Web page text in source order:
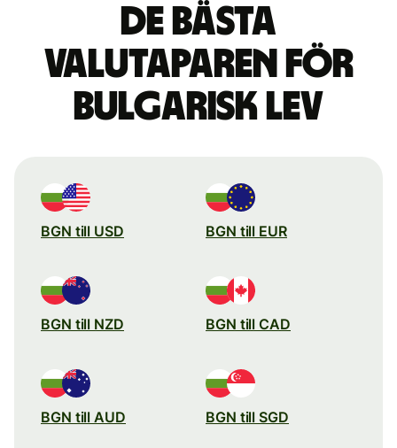
De bästa
valutaparen för
bulgarisk lev
BGN till USD BGN till EUR
BGN till NZD BGN till CAD
BGN till AUD BGN till SGD